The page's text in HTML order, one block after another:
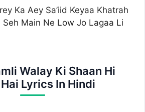
Ka Aey Sa’iid Keyaa Khatrah
Seh Main Ne Low Jo Lagaa Li
Walay Ki Shaan Hi
Lyrics In Hindi